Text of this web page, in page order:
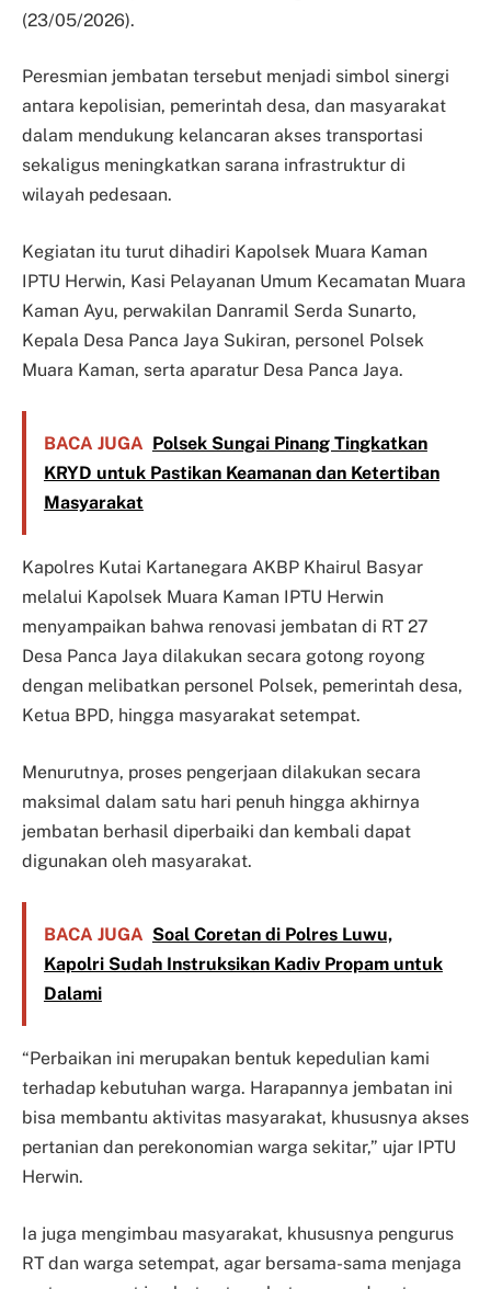
(23/05/2026).
Peresmian jembatan tersebut menjadi simbol sinergi
antara kepolisian, pemerintah desa, dan masyarakat
dalam mendukung kelancaran akses transportasi
sekaligus meningkatkan sarana infrastruktur di
wilayah pedesaan.
Kegiatan itu turut dihadiri Kapolsek Muara Kaman
IPTU Herwin, Kasi Pelayanan Umum Kecamatan Muara
Kaman Ayu, perwakilan Danramil Serda Sunarto,
Kepala Desa Panca Jaya Sukiran, personel Polsek
Muara Kaman, serta aparatur Desa Panca Jaya.
BACA JUGA Polsek Sungai Pinang Tingkatkan
KRYD untuk Pastikan Keamanan dan Ketertiban
Masyarakat
Kapolres Kutai Kartanegara AKBP Khairul Basyar
melalui Kapolsek Muara Kaman IPTU Herwin
menyampaikan bahwa renovasi jembatan di RT 27
Desa Panca Jaya dilakukan secara gotong royong
dengan melibatkan personel Polsek, pemerintah desa,
Ketua BPD, hingga masyarakat setempat.
Menurutnya, proses pengerjaan dilakukan secara
maksimal dalam satu hari penuh hingga akhirnya
jembatan berhasil diperbaiki dan kembali dapat
digunakan oleh masyarakat.
BACA JUGA Soal Coretan di Polres Luwu,
Kapolri Sudah Instruksikan Kadiv Propam untuk
Dalami
“Perbaikan ini merupakan bentuk kepedulian kami
terhadap kebutuhan warga. Harapannya jembatan ini
bisa membantu aktivitas masyarakat, khususnya akses
pertanian dan perekonomian warga sekitar,” ujar IPTU
Herwin.
Ia juga mengimbau masyarakat, khususnya pengurus
RT dan warga setempat, agar bersama-sama menjaga